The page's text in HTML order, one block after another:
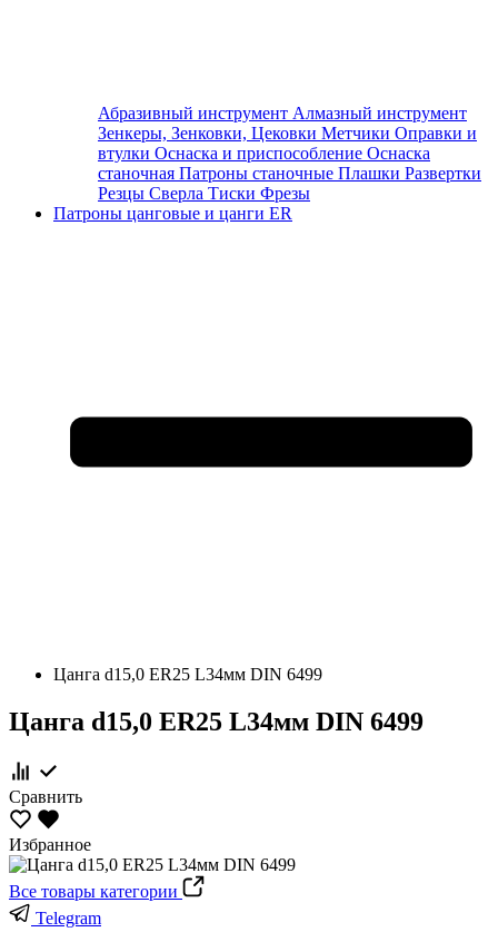
Абразивный инструмент Алмазный инструмент
Зенкеры, Зенковки, Цековки Метчики Оправки и
втулки Оснаска и приспособление Оснаска
станочная Патроны станочные Плашки Развертки
Резцы Сверла Тиски Фрезы
Патроны цанговые и цанги ER
Цанга d15,0 ER25 L34мм DIN 6499
Цанга d15,0 ER25 L34мм DIN 6499
Сравнить
Избранное
Все товары категории
Telegram